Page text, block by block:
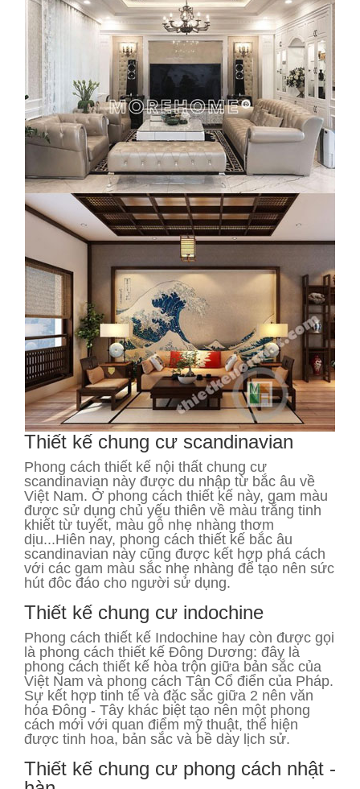
Thiết kế chung cư scandinavian
Phong cách thiết kế nội thất chung cư
scandinavian này được du nhập từ bắc âu về
Việt Nam. Ở phong cách thiết kế này, gam màu
được sử dụng chủ yếu thiên về màu trắng tinh
khiết từ tuyết, màu gỗ nhẹ nhàng thơm
dịu...Hiên nay, phong cách thiết kế bắc âu
scandinavian này cũng được kết hợp phá cách
với các gam màu sắc nhẹ nhàng để tạo nên sức
hút đôc đáo cho người sử dụng.
Thiết kế chung cư indochine
Phong cách thiết kế Indochine hay còn được gọi
là phong cách thiết kế Đông Dương: đây là
phong cách thiết kế hòa trộn giữa bản sắc của
Việt Nam và phong cách Tân Cổ điển của Pháp.
Sự kết hợp tinh tế và đặc sắc giữa 2 nên văn
hóa Đông - Tây khác biệt tạo nên một phong
cách mới với quan điểm mỹ thuật, thể hiện
được tinh hoa, bản sắc và bề dày lịch sử.
Thiết kế chung cư phong cách nhật -